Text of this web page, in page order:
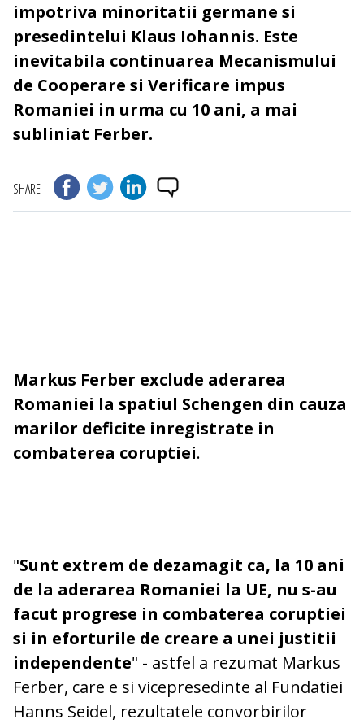
impotriva minoritatii germane si
presedintelui Klaus Iohannis. Este
inevitabila continuarea Mecanismului
de Cooperare si Verificare impus
Romaniei in urma cu 10 ani, a mai
subliniat Ferber.
SHARE
Markus Ferber​ exclude aderarea
Romaniei la spatiul Schengen din cauza
marilor deficite inregistrate in
combaterea coruptiei.
"Sunt extrem de dezamagit ca, la 10 ani
de la aderarea Romaniei la UE, nu s-au
facut progrese in combaterea coruptiei
si in eforturile de creare a unei justitii
independente" - astfel a rezumat Markus
Ferber, care e si vicepresedinte al Fundatiei
Hanns Seidel, rezultatele convorbirilor